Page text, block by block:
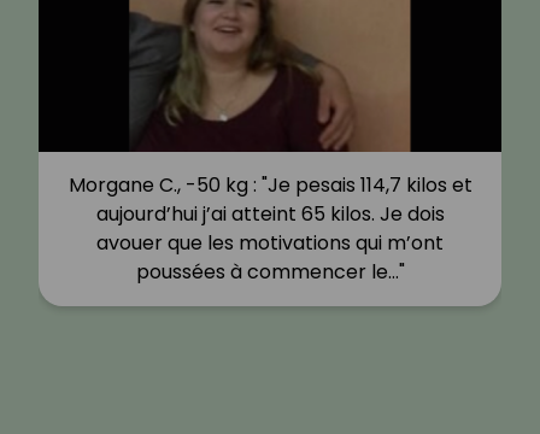
Morgane C., -50 kg : "Je pesais 114,7 kilos et
aujourd’hui j’ai atteint 65 kilos. Je dois
avouer que les motivations qui m’ont
poussées à commencer le…"